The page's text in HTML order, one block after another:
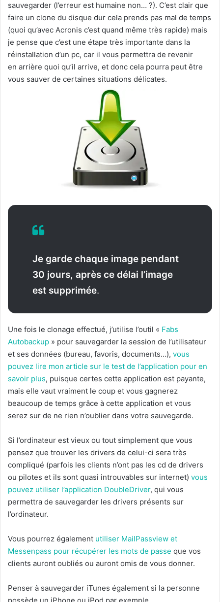
sauvegarder (l’erreur est humaine non… ?). C’est clair que
faire un clone du disque dur cela prends pas mal de temps
(quoi qu’avec Acronis c’est quand même très rapide) mais
je pense que c’est une étape très importante dans la
réinstallation d’un pc, car il vous permettra de revenir
en arrière quoi qu’il arrive, et donc cela pourra peut être
vous sauver de certaines situations délicates.
Je garde chaque image pendant
30 jours, après ce délai l’image
est supprimée.
Une fois le clonage effectué, j’utilise l’outil « Fabs
Autobackup » pour sauvegarder la session de l’utilisateur
et ses données (bureau, favoris, documents…), vous
pouvez lire mon article sur le test de l’application pour en
savoir plus, puisque certes cette application est payante,
mais elle vaut vraiment le coup et vous gagnerez
beaucoup de temps grâce à cette application et vous
serez sur de ne rien n’oublier dans votre sauvegarde.
Si l’ordinateur est vieux ou tout simplement que vous
pensez que trouver les drivers de celui-ci sera très
compliqué (parfois les clients n’ont pas les cd de drivers
ou pilotes et ils sont quasi introuvables sur internet) vous
pouvez utiliser l’application DoubleDriver, qui vous
permettra de sauvegarder les drivers présents sur
l’ordinateur.
Vous pourrez également utiliser MailPassview et
Messenpass pour récupérer les mots de passe que vos
clients auront oubliés ou auront omis de vous donner.
Penser à sauvegarder iTunes également si la personne
possède un iPhone ou iPod par exemple.